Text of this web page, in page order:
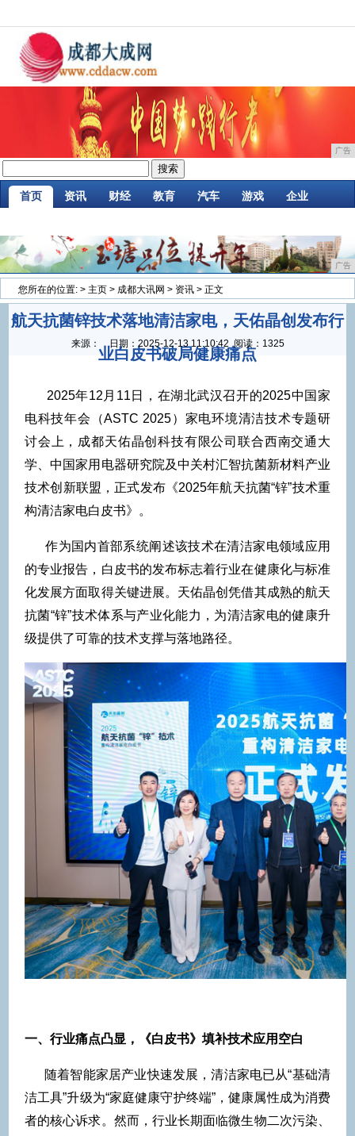
广告
首页 资讯 财经 教育 汽车 游戏 企业
广告
您所在的位置: > 主页 > 成都大讯网 > 资讯 > 正文
航天抗菌锌技术落地清洁家电，天佑晶创发布行
业白皮书破局健康痛点
来源： 日期： 2025-12-13 11:10:42 阅读：1325
2025年12月11日，在湖北武汉召开的2025中国家
电科技年会（ASTC 2025）家电环境清洁技术专题研
讨会上，成都天佑晶创科技有限公司联合西南交通大
学、中国家用电器研究院及中关村汇智抗菌新材料产业
技术创新联盟，正式发布《2025年航天抗菌“锌”技术重
构清洁家电白皮书》。
作为国内首部系统阐述该技术在清洁家电领域应用
的专业报告，白皮书的发布标志着行业在健康化与标准
化发展方面取得关键进展。天佑晶创凭借其成熟的航天
抗菌“锌”技术体系与产业化能力，为清洁家电的健康升
级提供了可靠的技术支撑与落地路径。
一、行业痛点凸显，《白皮书》填补技术应用空白
随着智能家居产业快速发展，清洁家电已从“基础清
洁工具”升级为“家庭健康守护终端”，健康属性成为消费
者的核心诉求。然而，行业长期面临微生物二次污染、